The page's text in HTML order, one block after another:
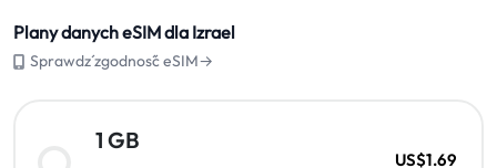
Plany danych eSIM dla Izrael
Sprawdź zgodność eSIM→
1 GB
US$1.69